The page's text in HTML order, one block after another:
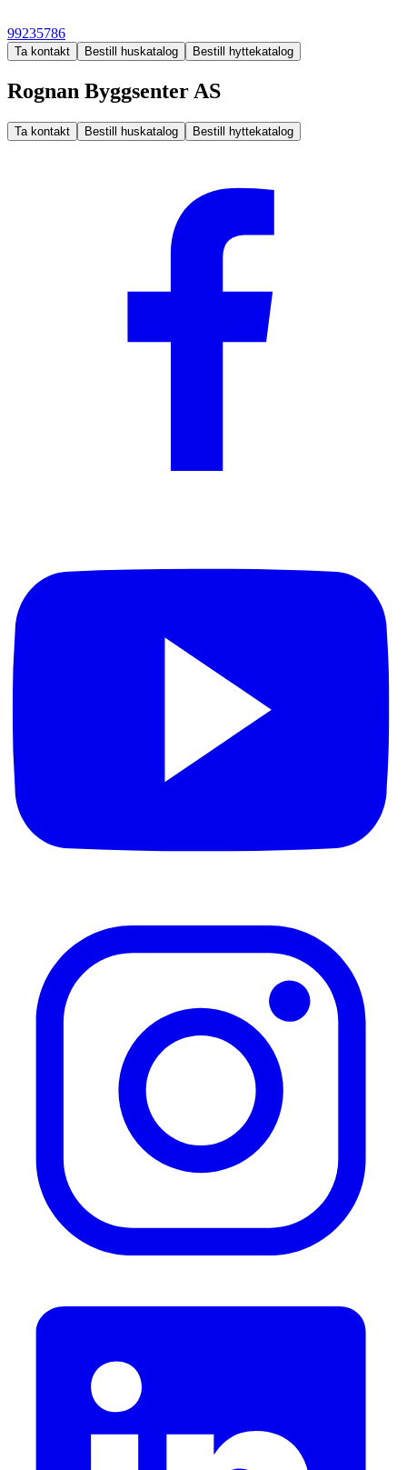
99235786
Ta kontakt Bestill huskatalog Bestill hyttekatalog
Rognan Byggsenter AS
Ta kontakt Bestill huskatalog Bestill hyttekatalog